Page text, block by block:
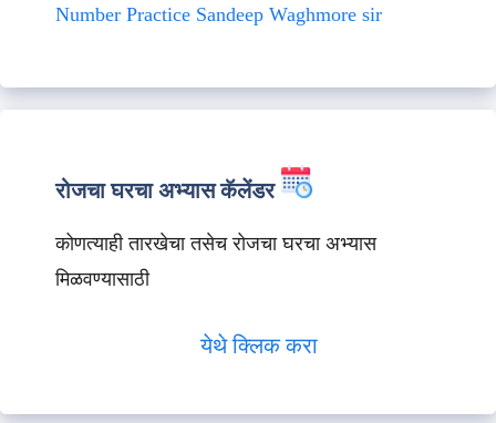
Number Practice Sandeep Waghmore sir
रोजचा घरचा अभ्यास कॅलेंडर
कोणत्याही तारखेचा तसेच रोजचा घरचा अभ्यास
मिळवण्यासाठी
येथे क्लिक करा